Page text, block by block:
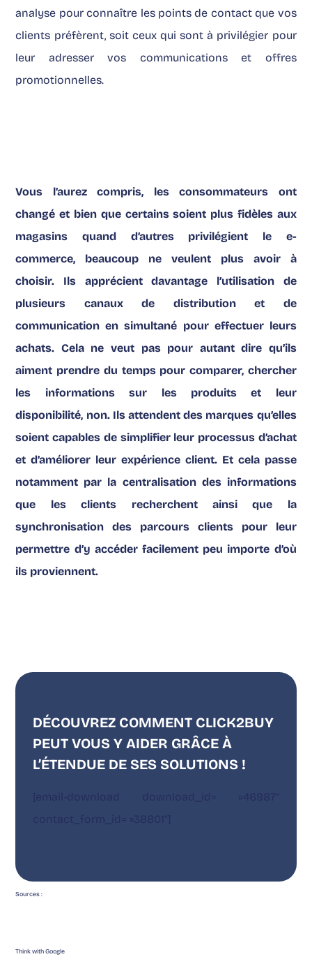
analyse pour connaître les points de contact que vos
clients préfèrent, soit ceux qui sont à privilégier pour
leur adresser vos communications et offres
promotionnelles.
Vous l’aurez compris, les consommateurs ont
changé et bien que certains soient plus fidèles aux
magasins quand d’autres privilégient le e-
commerce, beaucoup ne veulent plus avoir à
choisir. Ils apprécient davantage l’utilisation de
plusieurs canaux de distribution et de
communication en simultané pour effectuer leurs
achats. Cela ne veut pas pour autant dire qu’ils
aiment prendre du temps pour comparer, chercher
les informations sur les produits et leur
disponibilité, non. Ils attendent des marques qu’elles
soient capables de simplifier leur processus d’achat
et d’améliorer leur expérience client. Et cela passe
notamment par la centralisation des informations
que les clients recherchent ainsi que la
synchronisation des parcours clients pour leur
permettre d’y accéder facilement peu importe d’où
ils proviennent.
DÉCOUVREZ COMMENT CLICK2BUY
PEUT VOUS Y AIDER GRÂCE À
L’ÉTENDUE DE SES SOLUTIONS !
Sources :
Think with Google